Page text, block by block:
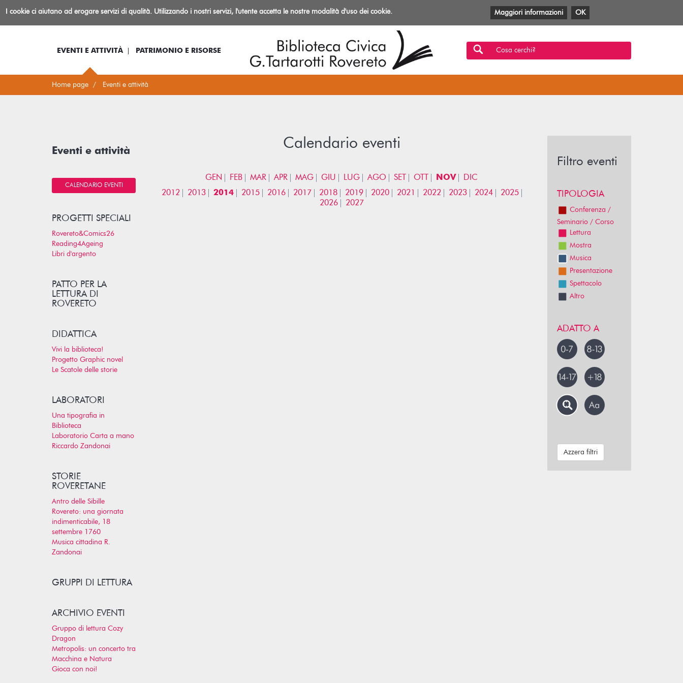
BibliotecaIo sono... Log-in Informazioni
Facebook
TwitterYouTube
Anobii
SBTMlol
EVENTI E ATTIVITÀ PATRIMONIO E RISORSE Cosa cerchi?
Home page Eventi e attività
Calendario eventi
GEN FEB MAR APR MAG GIU LUG AGO SET OTT NOV
DIC
2012
2013 2014 2015 2016 2017 2018 2019 2020 2021 2022 2023 2024
2025
2026
2027
Eventi e attività
CALENDARIO EVENTI
PROGETTI SPECIALI
Rovereto&Comics26
Reading4Ageing
Libri d'argento
PATTO PER LA
LETTURA DI
ROVERETO
DIDATTICA
Vivi la biblioteca!
Progetto Graphic novel
Le Scatole delle storie
LABORATORI
Una tipografia in
Biblioteca
Laboratorio Carta a mano
Riccardo Zandonai
STORIE
ROVERETANE
Antro delle Sibille
Rovereto: una giornata
indimenticabile, 18
settembre 1760
Musica cittadina R.
Zandonai
GRUPPI DI LETTURA
ARCHIVIO EVENTI
Gruppo di lettura Cozy
Dragon
Metropolis: un concerto tra
Macchina e Natura
Gioca con noi!
Filtro eventi
TIPOLOGIA
Conferenza /
Seminario / Corso
Lettura
Mostra
Musica
Presentazione
Spettacolo
Altro
ADATTO A
Azzera filtri
I cookie ci aiutano ad erogare servizi di qualità. Utilizzando i nostri servizi, l'utente accetta le nostre modalità d'uso dei cookie. Maggiori informazioni OK